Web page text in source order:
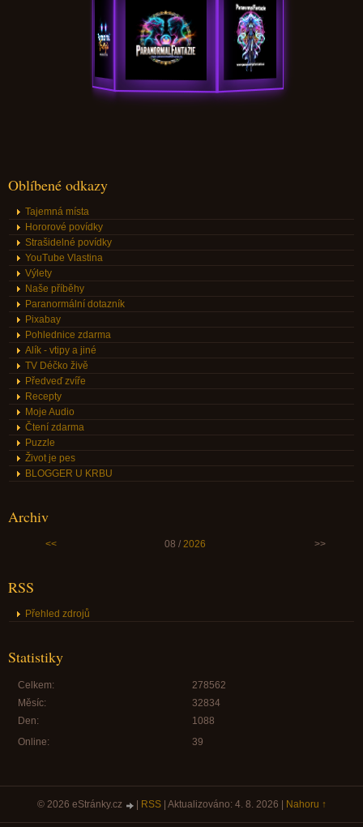
Oblíbené odkazy
Tajemná místa
Hororové povídky
Strašidelné povídky
YouTube Vlastina
Výlety
Naše příběhy
Paranormální dotazník
Pixabay
Pohlednice zdarma
Alík - vtipy a jiné
TV Déčko živě
Předveď zvíře
Recepty
Moje Audio
Čtení zdarma
Puzzle
Život je pes
BLOGGER U KRBU
Archiv
<< 08 / 2026 >>
RSS
Přehled zdrojů
Statistiky
Online: 39
Celkem:
278562
Měsíc:
32834
Den:
1088
© 2026 eStránky.cz | RSS| Aktualizováno: 4. 8. 2026 | Nahoru ↑